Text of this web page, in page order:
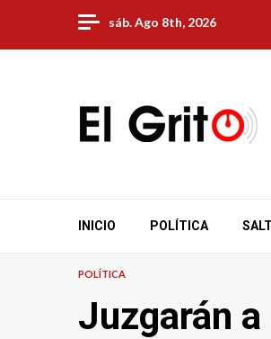
content
sáb. Ago 8th, 2026
INICIO POLÍTICA
POLÍTICA
Juzgarán